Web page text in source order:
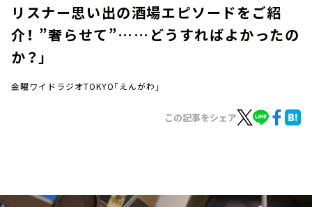
イベント・グッズ
リスナー思い出の酒場エピソードをご紹
介！ ”奢らせて”……どうすればよかったの
か？」
金曜ワイドラジオTOKYO「えんがわ」
この記事をシェア